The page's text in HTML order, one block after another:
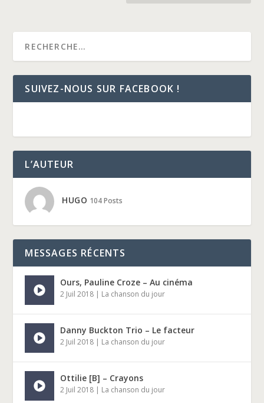
SUIVEZ-NOUS SUR FACEBOOK !
L’AUTEUR
HUGO 104 Posts
MESSAGES RÉCENTS
Ours, Pauline Croze – Au cinéma
2 Juil 2018 | La chanson du jour
Danny Buckton Trio – Le facteur
2 Juil 2018 | La chanson du jour
Ottilie [B] – Crayons
2 Juil 2018 | La chanson du jour